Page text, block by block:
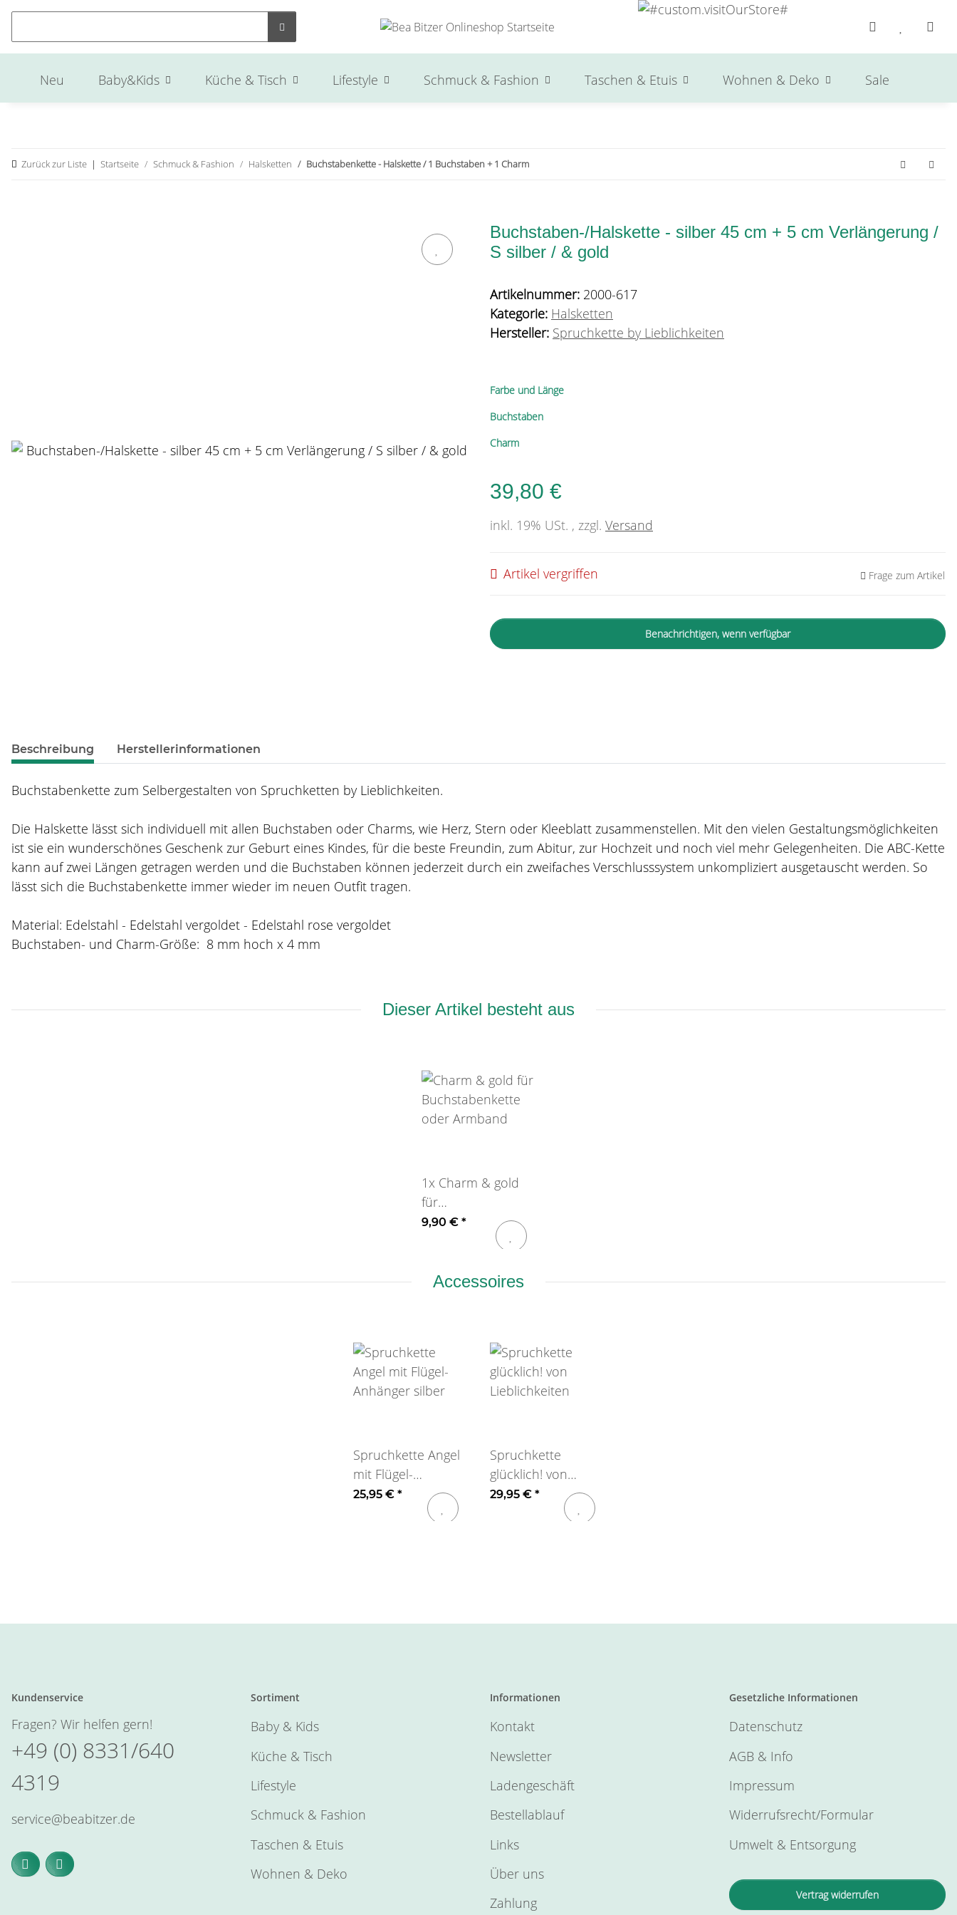
Neu Baby&Kids Küche & Tisch Lifestyle Schmuck & Fashion Taschen & Etuis Wohnen & Deko Sale
Zurück zur Liste Startseite Schmuck & Fashion Halsketten Buchstabenkette - Halskette / 1 Buchstaben + 1 Charm
Buchstaben-/Halskette - silber 45 cm + 5 cm Verlängerung /
S silber / & gold
Artikelnummer: 2000-617
Kategorie: Halsketten
Hersteller: Spruchkette by Lieblichkeiten
Farbe und Länge
Buchstaben
Charm
39,80 €
inkl. 19% USt. , zzgl. Versand
Artikel vergriffen Frage zum Artikel
Benachrichtigen, wenn verfügbar
weitere Registerkarten anzeigen
Beschreibung Herstellerinformationen
Buchstabenkette zum Selbergestalten von Spruchketten by Lieblichkeiten.
Die Halskette lässt sich individuell mit allen Buchstaben oder Charms, wie Herz, Stern oder Kleeblatt zusammenstellen. Mit den vielen Gestaltungsmöglichkeiten
ist sie ein wunderschönes Geschenk zur Geburt eines Kindes, für die beste Freundin, zum Abitur, zur Hochzeit und noch viel mehr Gelegenheiten. Die ABC-Kette
kann auf zwei Längen getragen werden und die Buchstaben können jederzeit durch ein zweifaches Verschlusssystem unkompliziert ausgetauscht werden. So
lässt sich die Buchstabenkette immer wieder im neuen Outfit tragen.
Material: Edelstahl - Edelstahl vergoldet - Edelstahl rose vergoldet
Buchstaben- und Charm-Größe: 8 mm hoch x 4 mm
Dieser Artikel besteht aus
1x Charm & gold
für
Buchstabenkette
oder Armband
9,90 € *
Accessoires
Spruchkette Angel
mit Flügel-
Anhänger silber
25,95 € *
Spruchkette
glücklich! von
Lieblichkeiten
29,95 € *
Kundenservice
Fragen? Wir helfen gern!
+49 (0) 8331/640
4319
service@beabitzer.de
Sortiment
Baby & Kids
Küche & Tisch
Lifestyle
Schmuck & Fashion
Taschen & Etuis
Wohnen & Deko
Informationen
Kontakt
Newsletter
Ladengeschäft
Bestellablauf
Links
Über uns
Zahlung
Gesetzliche Informationen
Datenschutz
AGB & Info
Impressum
Widerrufsrecht/Formular
Umwelt & Entsorgung
Vertrag widerrufen